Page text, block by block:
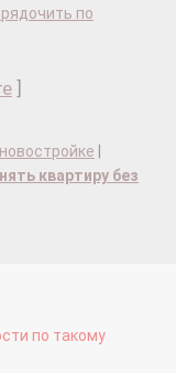
по
квартиру без
по такому